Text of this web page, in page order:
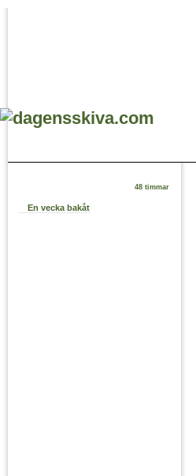
48 timmar
En vecka bakåt